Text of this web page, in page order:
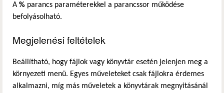
A % parancs paraméterekkel a parancssor működése
befolyásolható.
Megjelenési feltételek
Beállítható, hogy fájlok vagy könyvtár esetén jelenjen meg a
környezeti menü. Egyes műveleteket csak fájlokra érdemes
alkalmazni, míg más műveletek a könyvtárak megnyitásánál